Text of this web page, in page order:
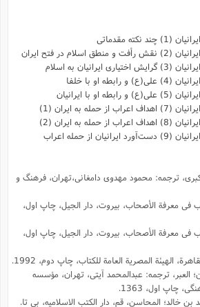
مقدماتی
در فتح ایران
به اسلام
او با خلفا
با ایرانیان
به ایران (1)
به ایران (2)
حمله اعراب
ترجمه: محمود مهدوی دامغانی،تهران، فرهنگ و
فى معرفة الأصحاب، بیروت، دار الجیل، چاپ اول،
فى معرفة الأصحاب، بیروت، دار الجیل، چاپ اول،
العبر، ترجمه: عبد‌المحمد آیتی، تهران، مؤسسه
چاپ اول، 1363.